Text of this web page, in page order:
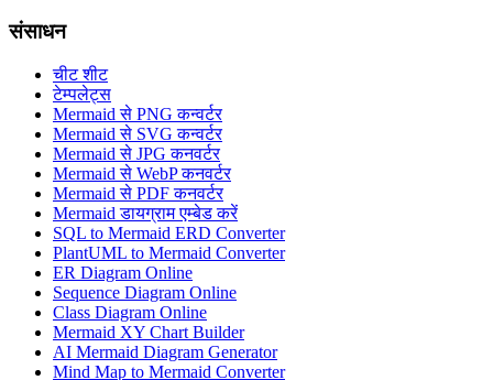
संसाधन
चीट शीट
टेम्पलेट्स
Mermaid से PNG कन्वर्टर
Mermaid से SVG कन्वर्टर
Mermaid से JPG कनवर्टर
Mermaid से WebP कनवर्टर
Mermaid से PDF कनवर्टर
Mermaid डायग्राम एम्बेड करें
SQL to Mermaid ERD Converter
PlantUML to Mermaid Converter
ER Diagram Online
Sequence Diagram Online
Class Diagram Online
Mermaid XY Chart Builder
AI Mermaid Diagram Generator
Mind Map to Mermaid Converter